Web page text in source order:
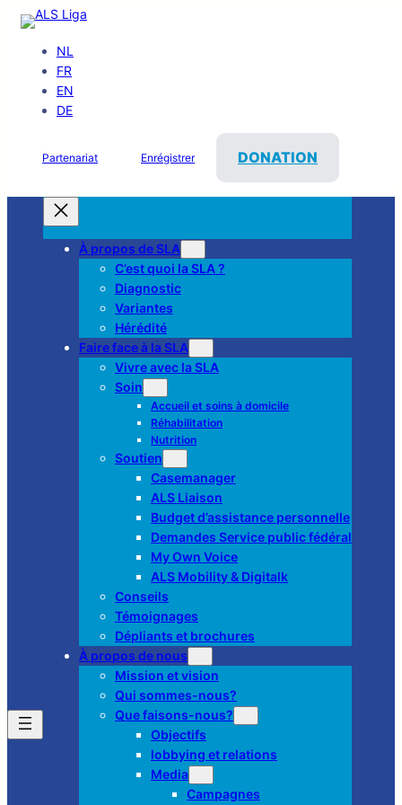
NL
FR
EN
DE
Partenariat Enrégistrer DONATION
À propos de SLA
C’est quoi la SLA ?
Diagnostic
Variantes
Hérédité
Faire face à la SLA
Vivre avec la SLA
Soin
Accueil et soins à domicile
Réhabilitation
Nutrition
Soutien
Casemanager
ALS Liaison
Budget d’assistance personnelle
Demandes Service public fédéral
My Own Voice
ALS Mobility & Digitalk
Conseils
Témoignages
Dépliants et brochures
À propos de nous
Mission et vision
Qui sommes-nous?
Que faisons-nous?
Objectifs
lobbying et relations
Media
Campagnes